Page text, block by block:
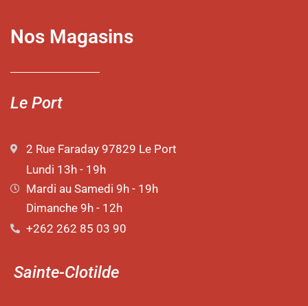
Nos Magasins
Le Port
2 Rue Faraday 97829 Le Port
Lundi 13h - 19h
Mardi au Samedi 9h - 19h
Dimanche 9h - 12h
+262 262 85 03 90
Sainte-Clotilde